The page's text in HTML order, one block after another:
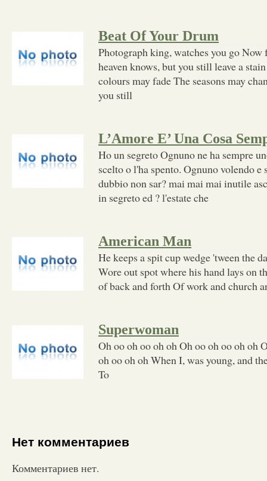
Beat Of Your Drum
Photograph king, watches you go Now
heaven knows, but you still leave a
colours may fade The seasons may
you still
L’Amore E’ Una Cosa
Ho un segreto Ognuno ne ha sempre
scelto o l'ha spento. Ognuno volendo
dubbio non sar? mai mai mai inutile
in segreto ed ? l'estate che
American Man
He keeps a spit cup wedge 'tween the
Wore out spot where his hand lays on
of back and forth Of work and church
Superwoman
Oh oo oh oo oh oh Oh oo oh oo oh oh
oh oo oh oh When I, was young, and
To
Нет комментариев
Комментариев нет.